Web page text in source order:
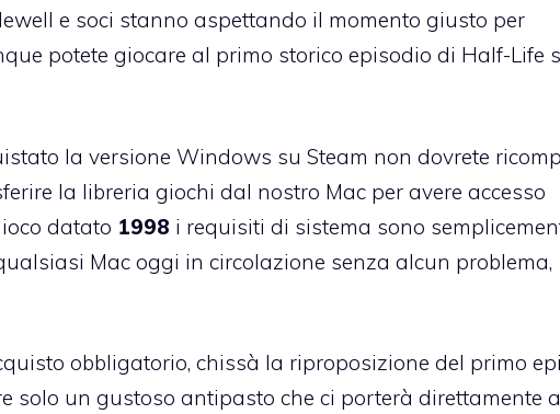
e soci stanno aspettando il momento giusto per
potete giocare al primo storico episodio di Half-Life
la versione Windows su Steam non dovrete
la libreria giochi dal nostro Mac per avere accesso
datato 1998 i requisiti di sistema sono
Mac oggi in circolazione senza alcun problema,
obbligatorio, chissà la riproposizione del primo
solo un gustoso antipasto che ci porterà direttamente